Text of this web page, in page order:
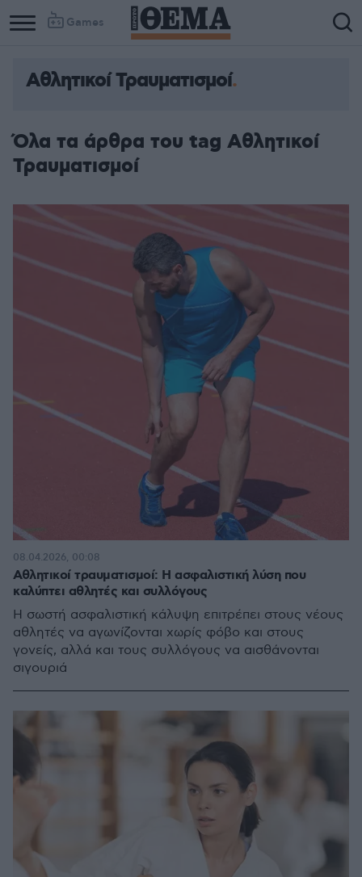
Games
Αθλητικοί Τραυματισμοί
Όλα τα άρθρα του tag Αθλητικοί
Τραυματισμοί
Αθλητικοί τραυματισμοί: Η ασφαλιστική λύση που
καλύπτει αθλητές και συλλόγους
Η σωστή ασφαλιστική κάλυψη επιτρέπει στους νέους
αθλητές να αγωνίζονται χωρίς φόβο και στους
γονείς, αλλά και τους συλλόγους να αισθάνονται
σιγουριά
08.04.2026, 00:08